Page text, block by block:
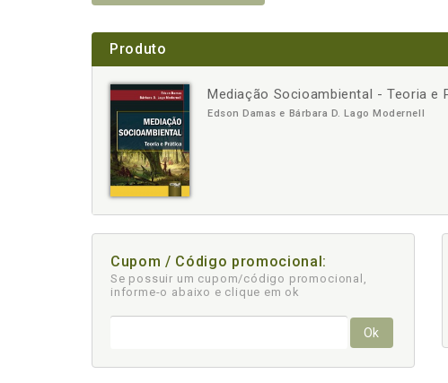
Produto
Mediação Socioambiental - Teoria e
Edson Damas e Bárbara D. Lago Modernell
- +
Cupom / Código promocional:
Se possuir um cupom/código promocional,
informe-o abaixo e clique em ok
Ok